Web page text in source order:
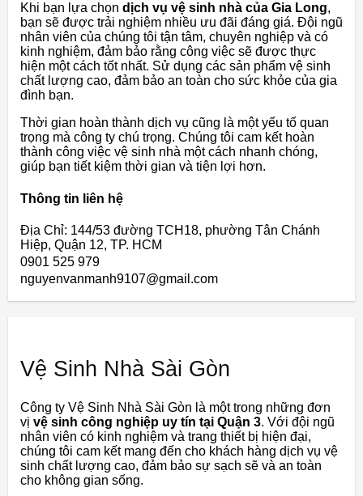
Khi bạn lựa chọn dịch vụ vệ sinh nhà của Gia Long,
bạn sẽ được trải nghiệm nhiều ưu đãi đáng giá. Đội ngũ
nhân viên của chúng tôi tận tâm, chuyên nghiệp và có
kinh nghiệm, đảm bảo rằng công việc sẽ được thực
hiện một cách tốt nhất. Sử dụng các sản phẩm vệ sinh
chất lượng cao, đảm bảo an toàn cho sức khỏe của gia
đình bạn.
Thời gian hoàn thành dịch vụ cũng là một yếu tố quan
trọng mà công ty chú trọng. Chúng tôi cam kết hoàn
thành công việc vệ sinh nhà một cách nhanh chóng,
giúp bạn tiết kiệm thời gian và tiện lợi hơn.
Thông tin liên hệ
Địa Chỉ: 144/53 đường TCH18, phường Tân Chánh
Hiệp, Quận 12, TP. HCM
0901 525 979
nguyenvanmanh9107@gmail.com
Vệ Sinh Nhà Sài Gòn
Công ty Vệ Sinh Nhà Sài Gòn là một trong những đơn
vị vệ sinh công nghiệp uy tín tại Quận 3. Với đội ngũ
nhân viên có kinh nghiệm và trang thiết bị hiện đại,
chúng tôi cam kết mang đến cho khách hàng dịch vụ vệ
sinh chất lượng cao, đảm bảo sự sạch sẽ và an toàn
cho không gian sống.